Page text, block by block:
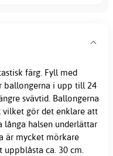
färg. Fyll med
ballongerna i upp till 24
svävtid. Ballongerna
gör det enklare att
halsen underlättar
är mycket mörkare
ca. 30 cm.